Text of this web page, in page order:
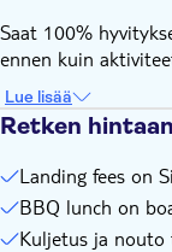
the names on
Remember to bring:
T-shirt, shorts,
mosquito
sunglasses,
credit card for
Saat 100%
ennen kuin
Lue lisää
Retken
Landing fees on
BBQ lunch on
Kuljetus ja